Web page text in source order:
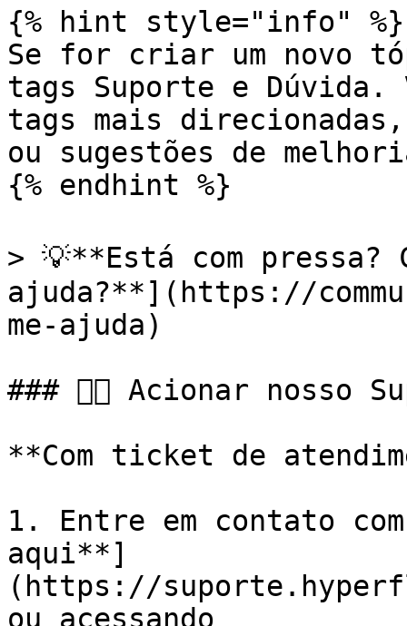
{% hint style="info" %}
Se for criar um novo
tags Suporte e Dúvida.
tags mais
ou sugestões de
{% endhint %}
> 💡**Está com pressa?
ajuda?**](https://
me-ajuda)
### 👉🏼 Acionar nosso
**Com ticket de
1. Entre em contato
aqui**]
(https://
ou acessando